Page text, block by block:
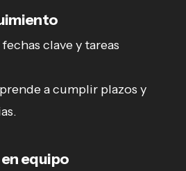
clave y tareas
a cumplir plazos y
equipo